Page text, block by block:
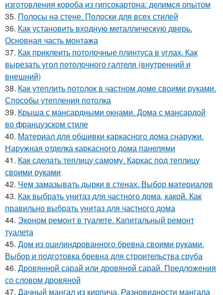
изготовления короба из гипсокартона: делимся опытом
35. Полосы на стене. Полоски для всех стилей
36. Как установить входную металлическую дверь.
Основная часть монтажа
37. Как приклеить потолочные плинтуса в углах. Как
вырезать угол потолочного галтеля (внутренний и
внешний)
38. Как утеплить потолок в частном доме своими руками.
Способы утепления потолка
39. Крыша с мансардными окнами. Дома с мансардой
во французском стиле
40. Материал для обшивки каркасного дома снаружи.
Наружная отделка каркасного дома панелями
41. Как сделать теплицу самому. Каркас под теплицу
своими руками
42. Чем замазывать дырки в стенах. Выбор материалов
43. Как выбрать унитаз для частного дома, какой. Как
правильно выбрать унитаз для частного дома
44. Эконом ремонт в туалете. Капитальный ремонт
туалета
45. Дом из оцилиндрованного бревна своими руками.
Выбор и подготовка бревна для строительства сруба
46. Дровянной сарай или дровяной сарай. Предложения
со словом дровяной
47. Дачный мангал из кирпича. Разновидности мангала